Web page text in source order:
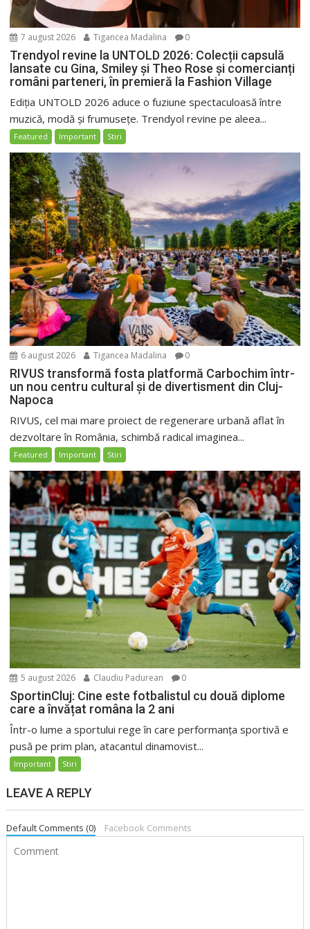
7 august 2026 Tigancea Madalina 0
Trendyol revine la UNTOLD 2026: Colecții capsulă
lansate cu Gina, Smiley și Theo Rose și comercianți
români parteneri, în premieră la Fashion Village
Ediția UNTOLD 2026 aduce o fuziune spectaculoasă între
muzică, modă și frumusețe. Trendyol revine pe aleea...
Featured Important Stiri
6 august 2026 Tigancea Madalina 0
RIVUS transformă fosta platformă Carbochim într-
un nou centru cultural și de divertisment din Cluj-
Napoca
RIVUS, cel mai mare proiect de regenerare urbană aflat în
dezvoltare în România, schimbă radical imaginea...
Featured Important Stiri
5 august 2026 Claudiu Padurean 0
SportinCluj: Cine este fotbalistul cu două diplome
care a învățat româna la 2 ani
Într-o lume a sportului rege în care performanța sportivă e
pusă pe prim plan, atacantul dinamovist...
Important Stiri
LEAVE A REPLY
Default Comments (0) Facebook Comments